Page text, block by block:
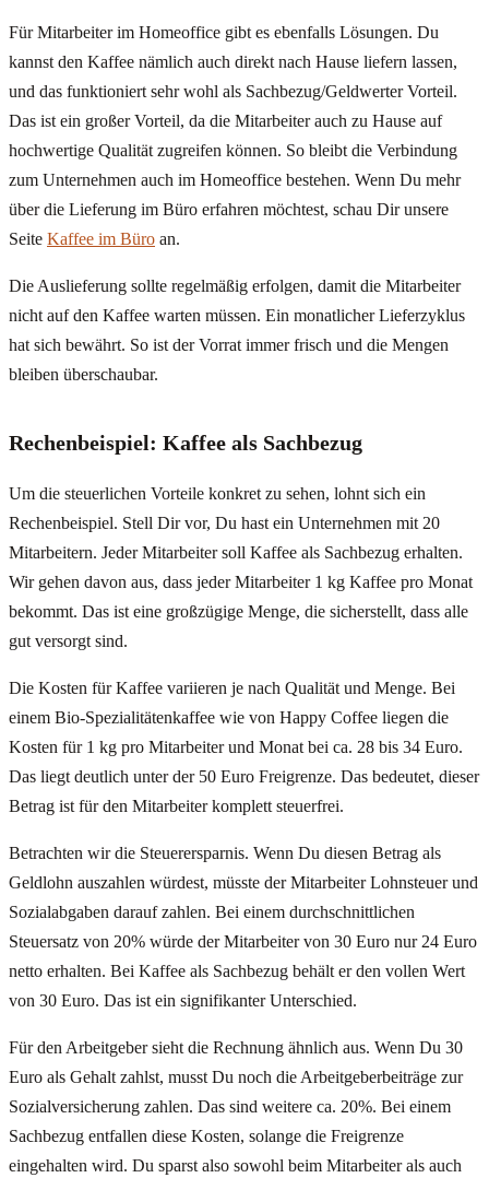
Für Mitarbeiter im Homeoffice gibt es ebenfalls Lösungen. Du
kannst den Kaffee nämlich auch direkt nach Hause liefern lassen,
und das funktioniert sehr wohl als Sachbezug/Geldwerter Vorteil.
Das ist ein großer Vorteil, da die Mitarbeiter auch zu Hause auf
hochwertige Qualität zugreifen können. So bleibt die Verbindung
zum Unternehmen auch im Homeoffice bestehen. Wenn Du mehr
über die Lieferung im Büro erfahren möchtest, schau Dir unsere
Seite Kaffee im Büro an.
Die Auslieferung sollte regelmäßig erfolgen, damit die Mitarbeiter
nicht auf den Kaffee warten müssen. Ein monatlicher Lieferzyklus
hat sich bewährt. So ist der Vorrat immer frisch und die Mengen
bleiben überschaubar.
Rechenbeispiel: Kaffee als Sachbezug
Um die steuerlichen Vorteile konkret zu sehen, lohnt sich ein
Rechenbeispiel. Stell Dir vor, Du hast ein Unternehmen mit 20
Mitarbeitern. Jeder Mitarbeiter soll Kaffee als Sachbezug erhalten.
Wir gehen davon aus, dass jeder Mitarbeiter 1 kg Kaffee pro Monat
bekommt. Das ist eine großzügige Menge, die sicherstellt, dass alle
gut versorgt sind.
Die Kosten für Kaffee variieren je nach Qualität und Menge. Bei
einem Bio-Spezialitätenkaffee wie von Happy Coffee liegen die
Kosten für 1 kg pro Mitarbeiter und Monat bei ca. 28 bis 34 Euro.
Das liegt deutlich unter der 50 Euro Freigrenze. Das bedeutet, dieser
Betrag ist für den Mitarbeiter komplett steuerfrei.
Betrachten wir die Steuerersparnis. Wenn Du diesen Betrag als
Geldlohn auszahlen würdest, müsste der Mitarbeiter Lohnsteuer und
Sozialabgaben darauf zahlen. Bei einem durchschnittlichen
Steuersatz von 20% würde der Mitarbeiter von 30 Euro nur 24 Euro
netto erhalten. Bei Kaffee als Sachbezug behält er den vollen Wert
von 30 Euro. Das ist ein signifikanter Unterschied.
Für den Arbeitgeber sieht die Rechnung ähnlich aus. Wenn Du 30
Euro als Gehalt zahlst, musst Du noch die Arbeitgeberbeiträge zur
Sozialversicherung zahlen. Das sind weitere ca. 20%. Bei einem
Sachbezug entfallen diese Kosten, solange die Freigrenze
eingehalten wird. Du sparst also sowohl beim Mitarbeiter als auch